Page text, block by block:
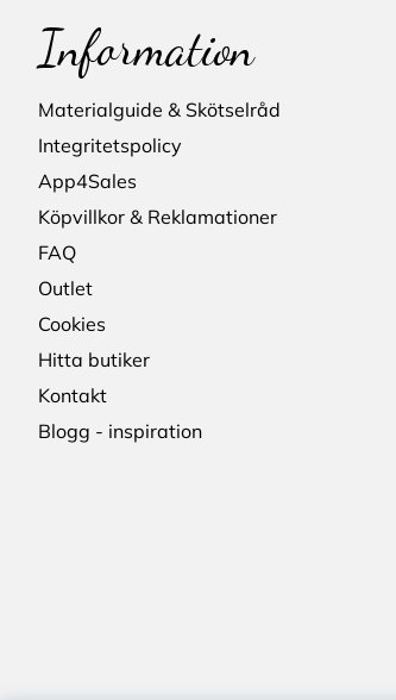
Information
Materialguide & Skötselråd
Integritetspolicy
App4Sales
Köpvillkor & Reklamationer
FAQ
Outlet
Cookies
Hitta butiker
Kontakt
Blogg - inspiration